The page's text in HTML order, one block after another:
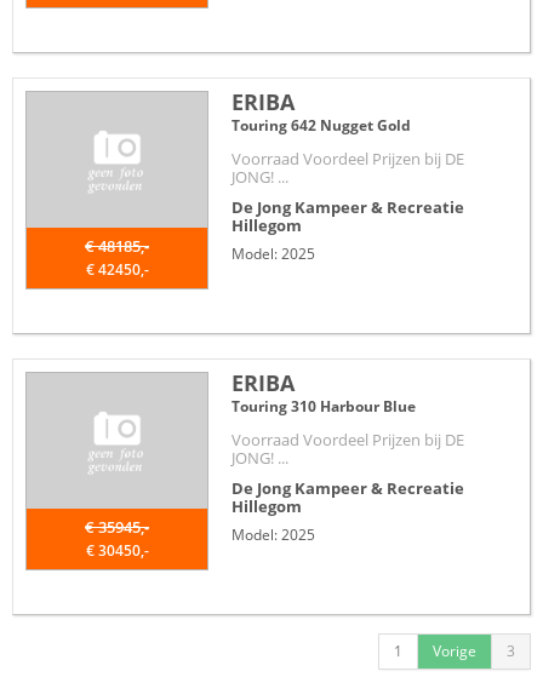
€ 48185,-
€ 42450,-
ERIBA
Touring 642 Nugget Gold
Voorraad Voordeel Prijzen bij DE
JONG! ...
De Jong Kampeer & Recreatie
Hillegom
Model: 2025
€ 35945,-
€ 30450,-
ERIBA
Touring 310 Harbour Blue
Voorraad Voordeel Prijzen bij DE
JONG! ...
De Jong Kampeer & Recreatie
Hillegom
Model: 2025
1 Vorige 3